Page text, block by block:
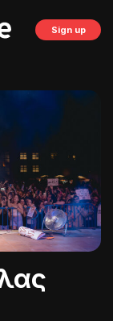
Sign up